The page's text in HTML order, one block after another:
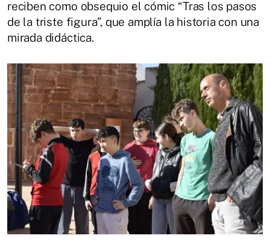
reciben como obsequio el cómic “Tras los pasos
de la triste figura”, que amplía la historia con una
mirada didáctica.